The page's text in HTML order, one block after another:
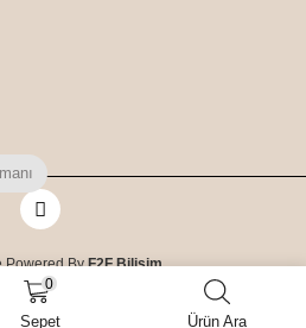
Powered ByF2F Bilişim
0
Sepet Ürün Ara